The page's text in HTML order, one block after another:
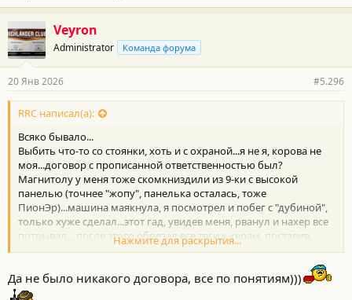
Veyron
Administrator Команда форума
20 Янв 2026 #5.296
RRC написал(а):
Всяко бывало...
Выбить что-то со стоянки, хоть и с охраной...я не я, корова не
моя...договор с прописанной ответственностью был?
Магнитолу у меня тоже скомкниздили из 9-ки с высокой
панелью (точнее "жопу", панелька осталась, тоже
ПионЭр)...машина маякнула, я посмотрел и побег с "дубиной",
только хуже сделал...этот гад, увидев меня, рванул и нахер все
потрывал... после этого обрезал все тяги к херам, поставив
моторчики, только багажник был на ключе, на всякий...чтобы
Секретками никогда не пользовался...
Нажмите для раскрытия...
Да не было никакого договора, все по понятиям)))